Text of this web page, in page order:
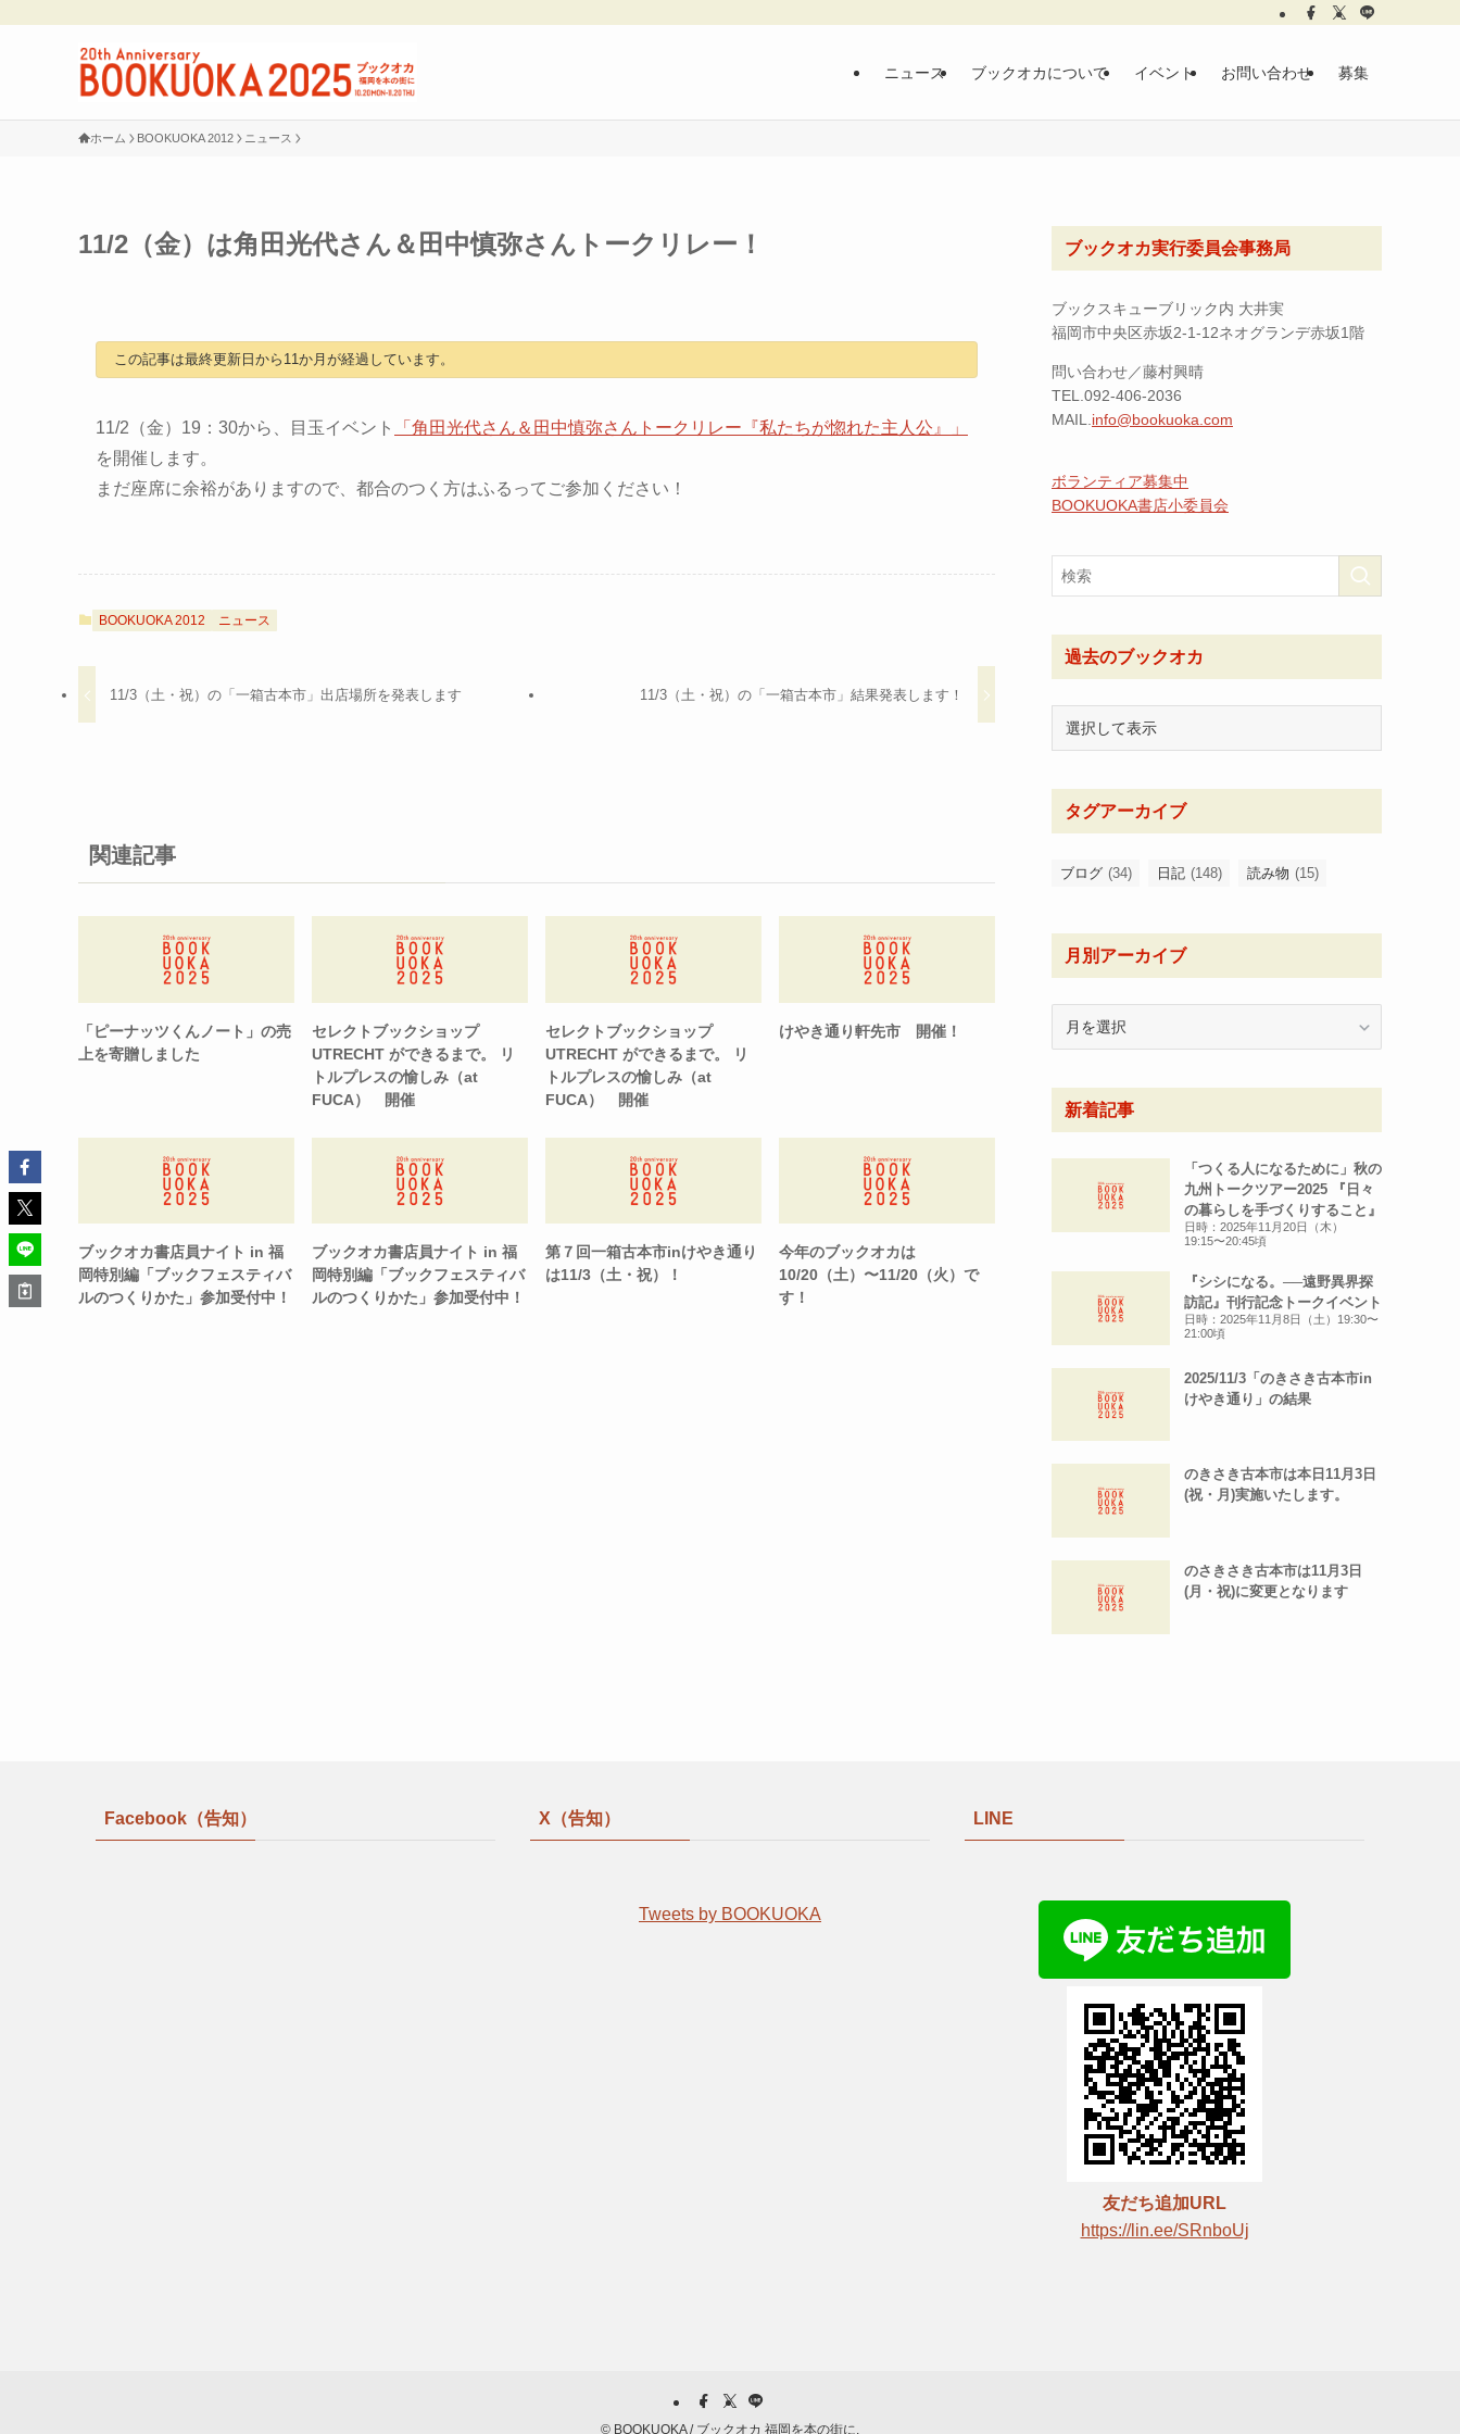
ニュース ブックオカについて イベント お問い合わせ 募集
ホーム BOOKUOKA 2012 ニュース
11/2（金）は角田光代さん＆田中慎弥さんトークリレー！
この記事は最終更新日から11か月が経過しています。
11/2（金）19：30から、目玉イベント
「角田光代さん＆田中慎弥さんトークリレー『私たちが惚れた主人公』」
を開催します。
まだ座席に余裕がありますので、都合のつく方はふるってご参加ください！
BOOKUOKA 2012 ニュース
11/3（土・祝）の「一箱古本市」出店場所を発表します 11/3（土・祝）の「一箱古本市」結果発表します！
関連記事
「ピーナッツくんノート」の売
上を寄贈しました
セレクトブックショップ
UTRECHT ができるまで。 リ
トルプレスの愉しみ（at
FUCA） 開催
セレクトブックショップ
UTRECHT ができるまで。 リ
トルプレスの愉しみ（at
FUCA） 開催
けやき通り軒先市 開催！
ブックオカ書店員ナイト in 福
岡特別編「ブックフェスティバ
ルのつくりかた」参加受付中！
ブックオカ書店員ナイト in 福
岡特別編「ブックフェスティバ
ルのつくりかた」参加受付中！
第７回一箱古本市inけやき通り
は11/3（土・祝）！
今年のブックオカは
10/20（土）〜11/20（火）で
す！
ブックオカ実行委員会事務局
ブックスキューブリック内 大井実
福岡市中央区赤坂2-1-12ネオグランデ赤坂1階
問い合わせ／藤村興晴
TEL.092-406-2036
MAIL. info@bookuoka.com
ボランティア募集中
BOOKUOKA書店小委員会
過去のブックオカ
タグアーカイブ
ブログ (34) 日記 (148) 読み物 (15)
月別アーカイブ
ー
イ
ブ
新着記事
「つくる人になるために」秋の
九州トークツアー2025 『日々
の暮らしを手づくりすること』
日時：2025年11月20日（木）
19:15〜20:45頃
『シシになる。──遠野異界探
訪記』刊行記念トークイベント
日時：2025年11月8日（土）19:30〜
21:00頃
2025/11/3「のきさき古本市in
けやき通り」の結果
のきさき古本市は本日11月3日
(祝・月)実施いたします。
のさきさき古本市は11月3日
(月・祝)に変更となります
Facebook（告知） X（告知）
Tweets by BOOKUOKA
LINE
友だち追加URL
https://lin.ee/SRnboUj
© BOOKUOKA / ブックオカ 福岡を本の街に.